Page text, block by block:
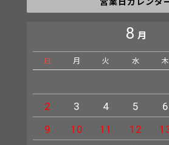
8 月
日 月 火 水 木
2
3 4 5 6
9
10 11 12